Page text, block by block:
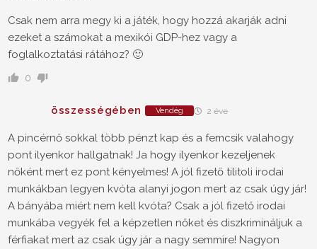
Csak nem arra megy ki a játék, hogy hozzá akarják adni
ezeket a számokat a mexikói GDP-hez vagy a
foglalkoztatási rátához? 🙂
0
összességében Vendég 2 éve
A pincérnő sokkal több pénzt kap és a femcsik valahogy
pont ilyenkor hallgatnak! Ja hogy ilyenkor kezeljenek
nőként mert ez pont kényelmes! A jól fizető tilitoli irodai
munkákban legyen kvóta alanyi jogon mert az csak úgy jár!
A bányába miért nem kell kvóta? Csak a jól fizető irodai
munkába vegyék fel a képzetlen nőket és diszkrimináljuk a
férfiakat mert az csak úgy jár a nagy semmire! Nagyon